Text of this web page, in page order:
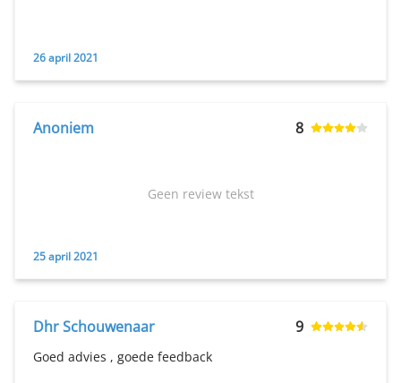
26 april 2021
Anoniem 8
Geen review tekst
25 april 2021
Dhr Schouwenaar 9
Goed advies , goede feedback